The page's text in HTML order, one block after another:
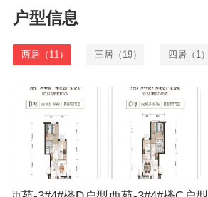
户型信息
两居（11） 三居（19） 四居（1）